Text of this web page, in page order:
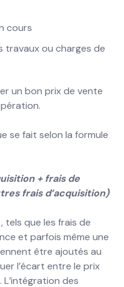
cours
travaux ou charges de
un bon prix de vente
se fait selon la formule
+ frais de
frais d’acquisition)
tels que les frais de
et parfois même une
être ajoutés au
l’écart entre le prix
des